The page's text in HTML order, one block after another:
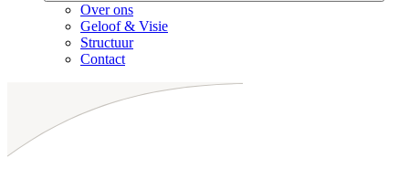
Over ons
Geloof & Visie
Structuur
Contact